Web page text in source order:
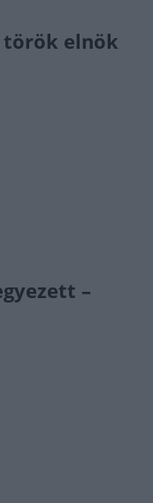
török elnök
–